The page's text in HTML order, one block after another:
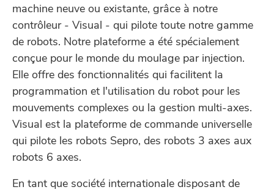
machine neuve ou existante, grâce à notre
contrôleur - Visual - qui pilote toute notre gamme
de robots. Notre plateforme a été spécialement
conçue pour le monde du moulage par injection.
Elle offre des fonctionnalités qui facilitent la
programmation et l'utilisation du robot pour les
mouvements complexes ou la gestion multi-axes.
Visual est la plateforme de commande universelle
qui pilote les robots Sepro, des robots 3 axes aux
robots 6 axes.
En tant que société internationale disposant de